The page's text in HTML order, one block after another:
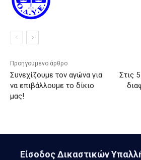
Προηγούμενο άρθρο
Συνεχίζουμε τον αγώνα για
να επιβάλλουμε το δίκιο
μας!
Στις
Είσοδος Δικαστικών